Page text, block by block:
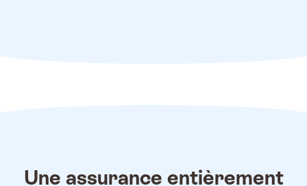
Une assurance entièrement